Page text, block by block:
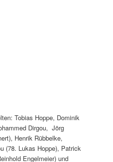
Tobias Hoppe, Dominik
Dirgou, Jörg
Henrik Rübbelke,
(78. Lukas Hoppe), Patrick
Engelmeier) und